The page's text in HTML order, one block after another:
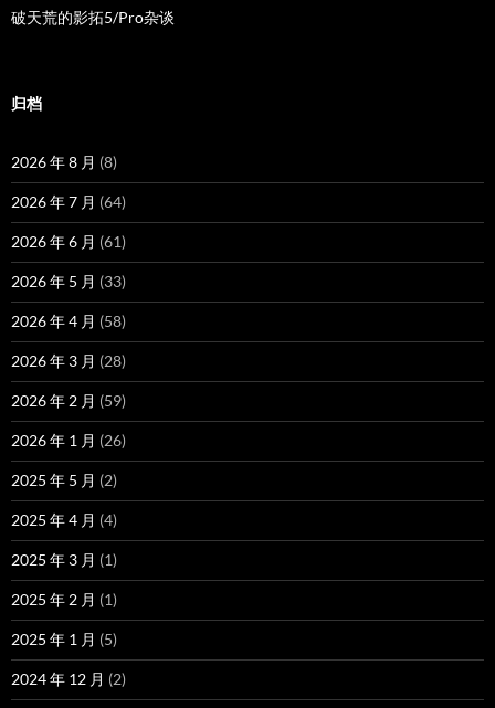
破天荒的影拓5/Pro杂谈
归档
2026 年 8 月 (8)
2026 年 7 月 (64)
2026 年 6 月 (61)
2026 年 5 月 (33)
2026 年 4 月 (58)
2026 年 3 月 (28)
2026 年 2 月 (59)
2026 年 1 月 (26)
2025 年 5 月 (2)
2025 年 4 月 (4)
2025 年 3 月 (1)
2025 年 2 月 (1)
2025 年 1 月 (5)
2024 年 12 月 (2)